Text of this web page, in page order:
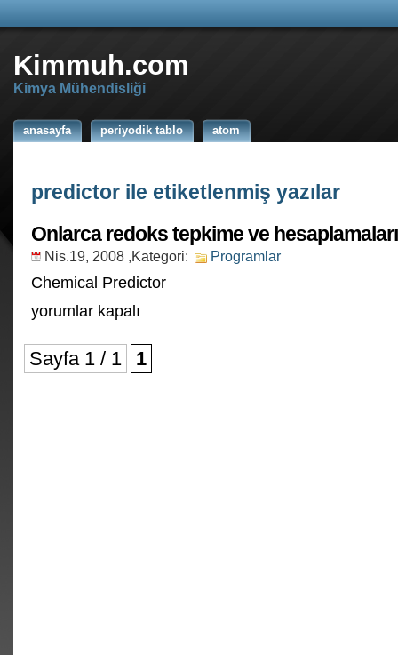
Kimmuh.com
Kimya Mühendisliği
anasayfa periyodik tablo atom
predictor ile etiketlenmiş yazılar
Onlarca redoks tepkime ve hesaplamaları
Nis.19, 2008 ,Kategori: Programlar
Chemical Predictor
Onlarca
redoks
ve
hesaplamaları
için
yorumlar kapalı
Sayfa 1 / 1 1